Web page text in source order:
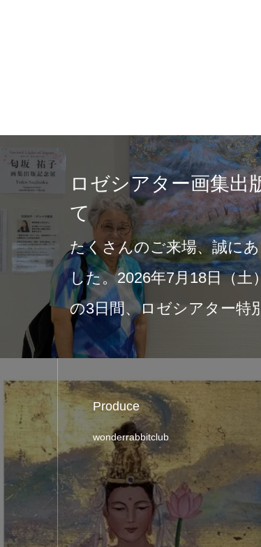
念展を終え
とうございま
20日（月・祝）
示室にて開催…
Produce
wonderrabbitclub